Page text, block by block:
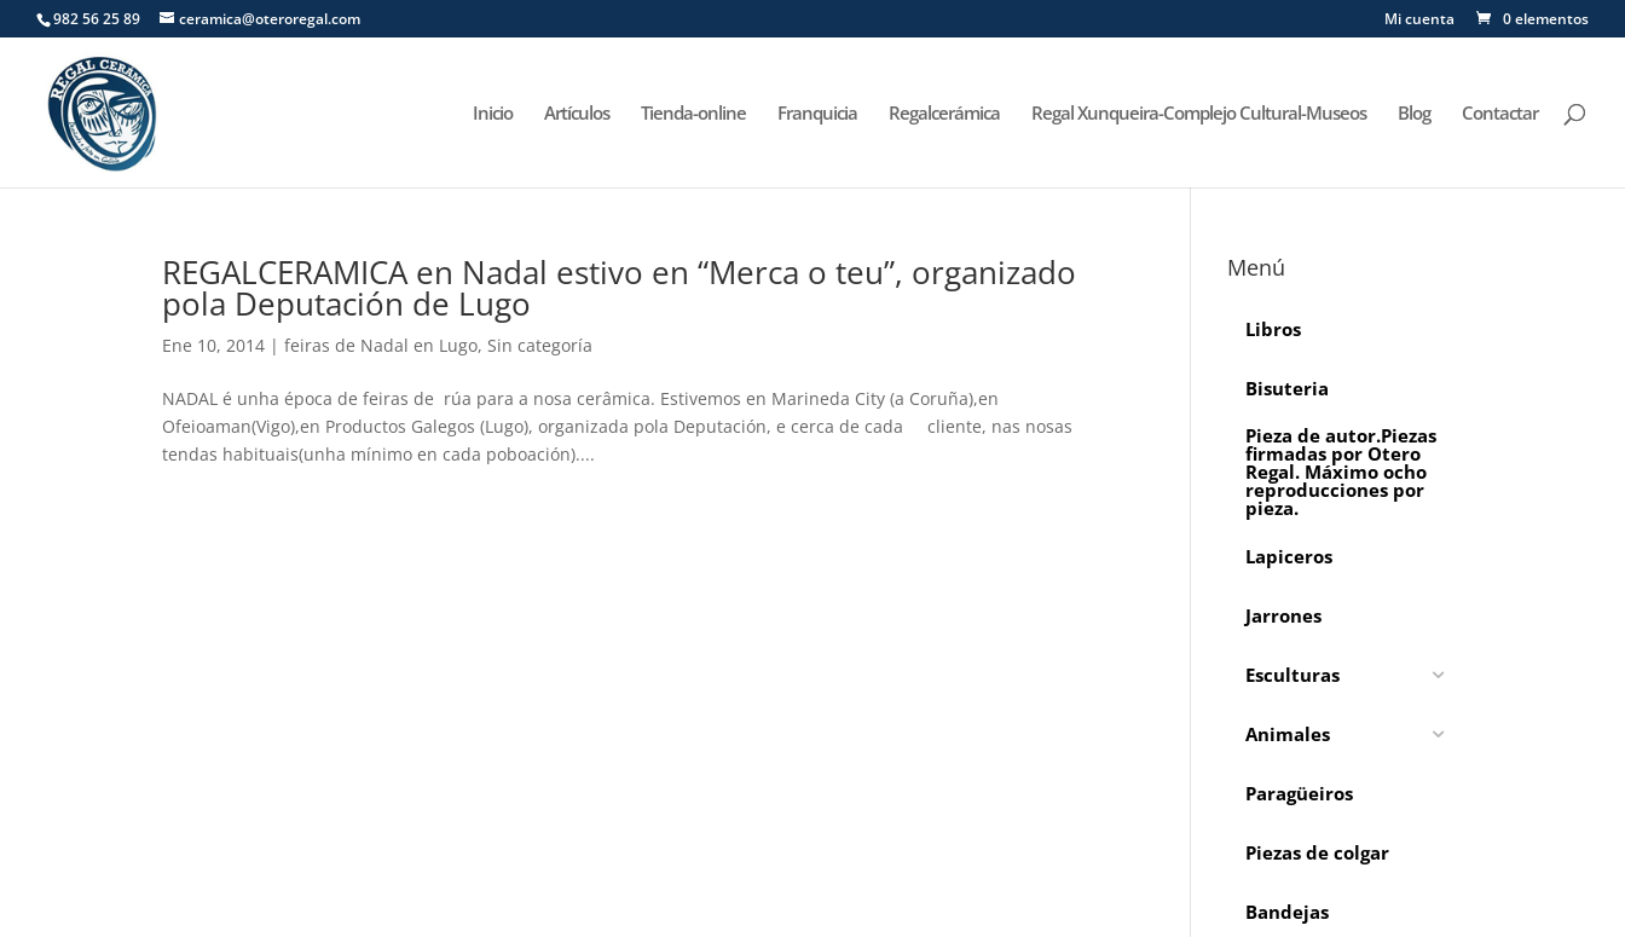
982 56 25 89 ceramica@oteroregal.com Mi cuenta 0 elementos
Inicio Artículos Tienda-online Franquicia Regalcerámica Regal Xunqueira-Complejo Cultural-Museos Blog Contactar
REGALCERAMICA en Nadal estivo en “Merca o teu”, organizado
pola Deputación de Lugo
Ene 10, 2014 |feiras de Nadal en Lugo,Sin categoría
NADAL é unha época de feiras de rúa para a nosa cerâmica. Estivemos en Marineda City (a Coruña),en
Ofeioaman(Vigo),en Productos Galegos (Lugo), organizada pola Deputación, e cerca de cada cliente, nas nosas
tendas habituais(unha mínimo en cada poboación)....
Menú
Libros
Bisuteria
Pieza de autor.Piezas
firmadas por Otero
Regal. Máximo ocho
reproducciones por
pieza.
Lapiceros
Jarrones
Esculturas
Animales
Paragüeiros
Piezas de colgar
Bandejas